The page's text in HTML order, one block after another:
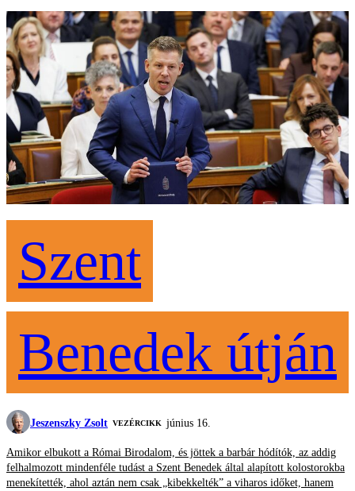
Szent
Benedek útján
Jeszenszky Zsolt VEZÉRCIKK június 16.
Amikor elbukott a Római Birodalom, és jöttek a barbár hódítók, az addig
felhalmozott mindenféle tudást a Szent Benedek által alapított kolostorokba
menekítették, ahol aztán nem csak „kibekkelték” a viharos időket, hanem